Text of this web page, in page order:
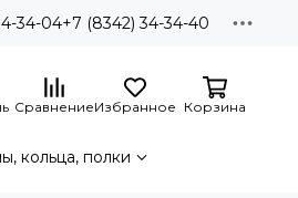
34-04+7 (8342) 34-34-40
СравнениеИзбранное Корзина
кольца, полки